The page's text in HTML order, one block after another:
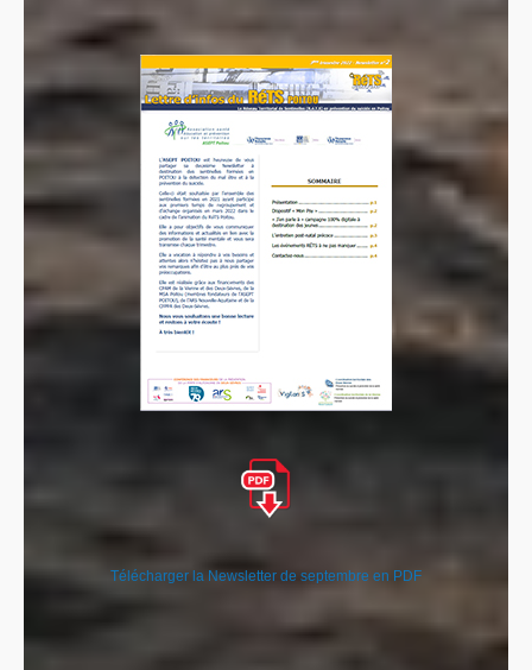
Télécharger la Newsletter de septembre en PDF